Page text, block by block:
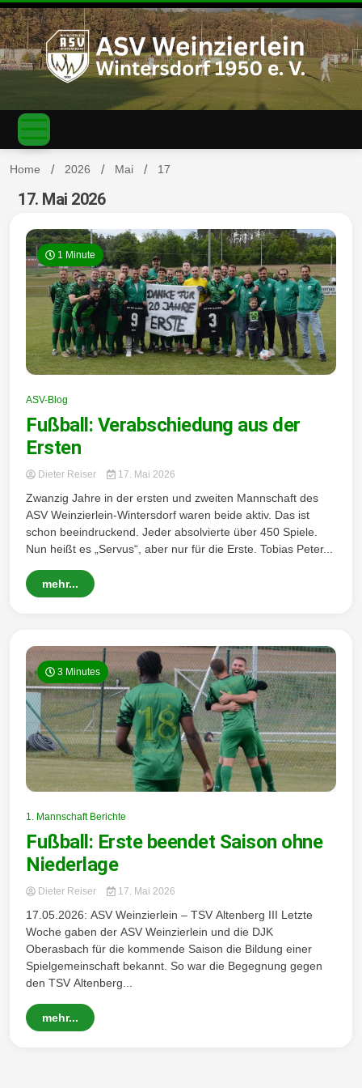
S
k
i
p
c
ASV
Weinzierl
ein-
Wintersd
orf 1950
e. V.
Home 2026 Mai 17
17. Mai 2026
1 Minute
ASV-Blog
Fußball: Verabschiedung aus der
Ersten
Dieter Reiser 17. Mai 2026
Zwanzig Jahre in der ersten und zweiten Mannschaft des
ASV Weinzierlein-Wintersdorf waren beide aktiv. Das ist
schon beeindruckend. Jeder absolvierte über 450 Spiele.
Nun heißt es „Servus“, aber nur für die Erste. Tobias Peter...
mehr...
3 Minutes
1. Mannschaft Berichte
Fußball: Erste beendet Saison ohne
Niederlage
Dieter Reiser 17. Mai 2026
17.05.2026: ASV Weinzierlein – TSV Altenberg III Letzte
Woche gaben der ASV Weinzierlein und die DJK
Oberasbach für die kommende Saison die Bildung einer
Spielgemeinschaft bekannt. So war die Begegnung gegen
den TSV Altenberg...
mehr...